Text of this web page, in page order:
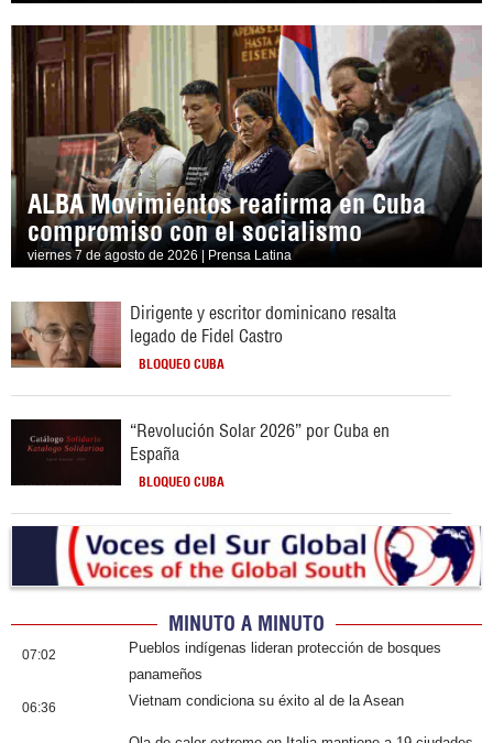
ALBA Movimientos reafirma en Cuba
compromiso con el socialismo
viernes 7 de agosto de 2026 | Prensa Latina
Dirigente y escritor dominicano resalta
legado de Fidel Castro
BLOQUEO CUBA
“Revolución Solar 2026” por Cuba en
España
BLOQUEO CUBA
MINUTO A MINUTO
07:02
Pueblos indígenas lideran protección de bosques
panameños
06:36 Vietnam condiciona su éxito al de la Asean